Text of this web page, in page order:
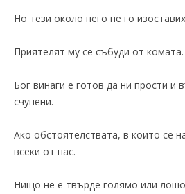
Но тези около него не го
Приятелят му се събуди от комата.
Бог винаги е готов да ни прости и
счупени.
Ако обстоятелствата, в които се
всеки от нас.
Нищо не е твърде голямо или лошо